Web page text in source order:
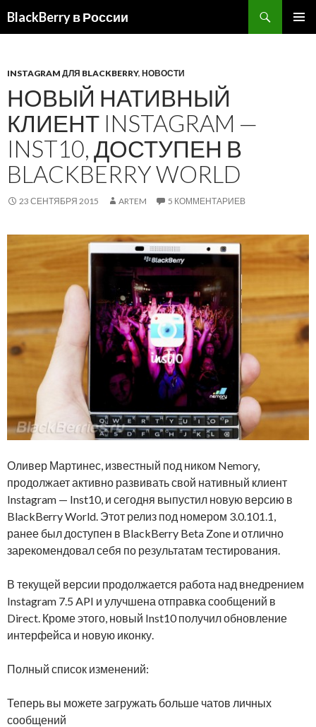
BlackBerry в России
INSTAGRAM ДЛЯ BLACKBERRY, НОВОСТИ
НОВЫЙ НАТИВНЫЙ
КЛИЕНТ INSTAGRAM —
INST10, ДОСТУПЕН В
BLACKBERRY WORLD
23 СЕНТЯБРЯ 2015 ARTEM 5 КОММЕНТАРИЕВ
Оливер Мартинес, известный под ником Nemory,
продолжает активно развивать свой нативный клиент
Instagram — Inst10, и сегодня выпустил новую версию в
BlackBerry World. Этот релиз под номером 3.0.101.1,
ранее был доступен в BlackBerry Beta Zone и отлично
зарекомендовал себя по результатам тестирования.
В текущей версии продолжается работа над внедрением
Instagram 7.5 API и улучшена отправка сообщений в
Direct. Кроме этого, новый Inst10 получил обновление
интерфейса и новую иконку.
Полный список изменений:
Теперь вы можете загружать больше чатов личных
сообщений